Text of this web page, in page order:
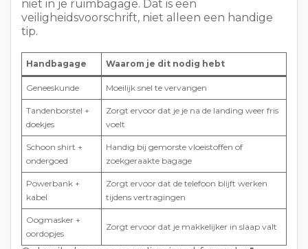
doekjes
voelt
Schoon shirt +
Powerbank +
kabel
Zorgt ervoor dat de telefoon blijft werken
tijdens vertragingen
Oogmasker +
oordopjes
Zorgt ervoor dat je makkelijker in slaap valt
Gebruik deze eenvoudige inpakformule:1
vlucht + 1 zoekgeraakte koffer + 1 flinke
vertraging
. Als je handbagage deze drie
problemen kan opvangen, heb je goed
ingepakt.
4. Zorg voor de juiste middelen voor
vermaak en comfort